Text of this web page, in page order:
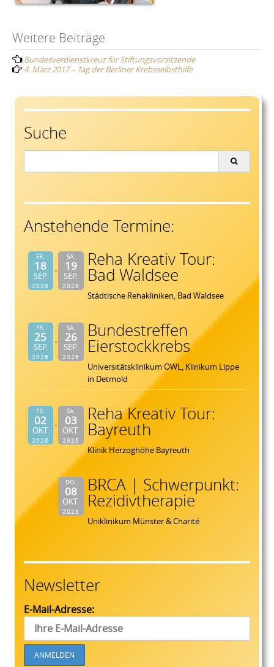
Post
navigation
Weitere Beiträge
Bundesverdienstkreuz für Stiftungsvorsitzende
4. März 2017 – Tag der Berliner Krebsselbsthilfe
Suche
Anstehende Termine:
FR.
18
SEP.
2026
SA.
19
SEP.
2026
Reha Kreativ Tour:
Bad Waldsee
Städtische Rehakliniken, Bad Waldsee
FR.
25
SEP.
2026
SA.
26
SEP.
2026
Bundestreffen
Eierstockkrebs
Universitätsklinikum OWL, Klinikum Lippe
in Detmold
FR.
02
OKT.
2026
SA.
03
OKT.
2026
Reha Kreativ Tour:
Bayreuth
Klinik Herzoghöhe Bayreuth
DO.
08
OKT.
2026
BRCA | Schwerpunkt:
Rezidivtherapie
Uniklinikum Münster & Charité
Newsletter
E-Mail-Adresse: